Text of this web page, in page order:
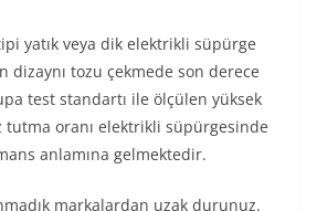
yatık veya dik elektrikli süpürge
dizaynı tozu çekmede son derece
test standartı ile ölçülen yüksek
oranı elektrikli süpürgesinde
anlamına gelmektedir.
markalardan uzak durunuz.